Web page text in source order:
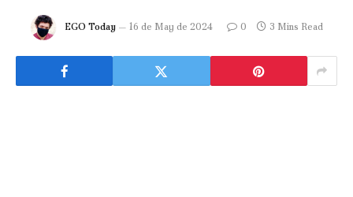
EGO Today 16 de May de 2024 0 3 Mins Read